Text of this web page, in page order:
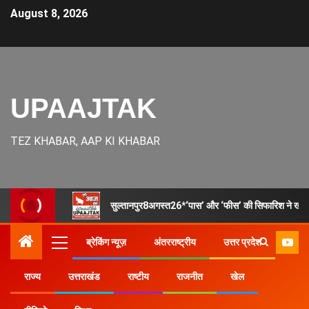
August 8, 2026
UPAAJTAK
TEZ KHABAR, AAP KI KHABAR
सुल्तानपुर8अगस्त26*‘पास’ और ‘फीस’ की सिफारिश ने
ब्रेकिंग न्यूज़ अंतरराष्ट्रीय उत्तर प्रदेश
राज्य उत्तराखंड राष्टीय राजनीत खेल